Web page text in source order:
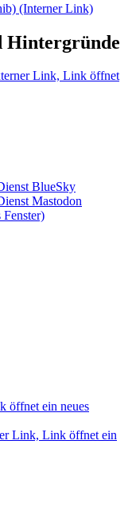
(Interner Link)
Hintergründe
Link, Link öffnet
BlueSky
Mastodon
öffnet ein neues
Link, Link öffnet ein